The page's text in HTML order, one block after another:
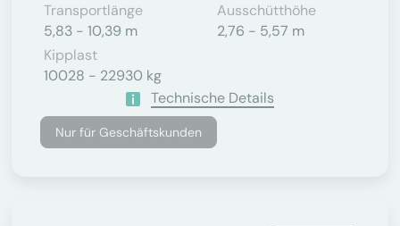
Transportlänge
5,83 - 10,39 m
Ausschütthöhe
2,76 - 5,57 m
Kipplast
10028 - 22930 kg
Technische Details
Nur für Geschäftskunden